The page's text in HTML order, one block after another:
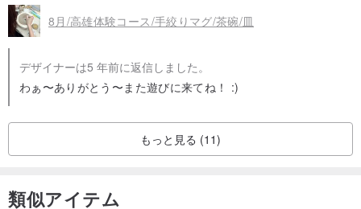
8月/高雄体験コース/手絞りマグ/茶碗/皿
デザイナーは5 年前に返信しました。
わぁ〜ありがとう〜また遊びに来てね！ :)
もっと見る (11)
類似アイテム